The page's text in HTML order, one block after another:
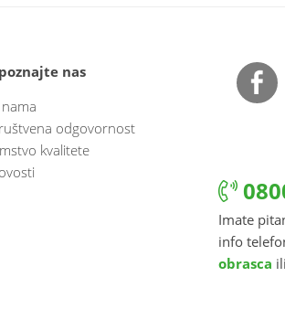
nas
odgovornost
kvalitete
Imate
info
obrasca